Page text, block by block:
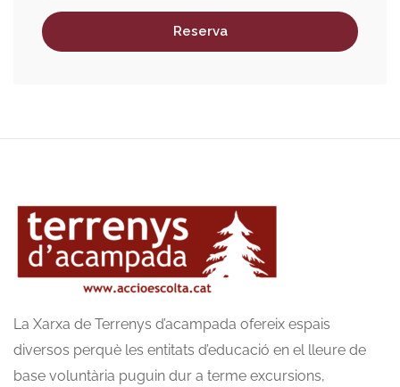
Reserva
La Xarxa de Terrenys d’acampada ofereix espais
diversos perquè les entitats d’educació en el lleure de
base voluntària puguin dur a terme excursions,